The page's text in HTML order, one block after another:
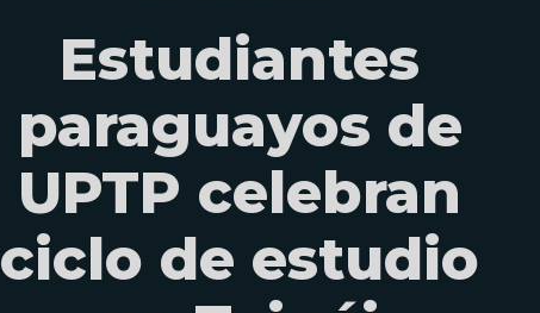
Estudiantes
paraguayos de
UPTP celebran
ciclo de estudio